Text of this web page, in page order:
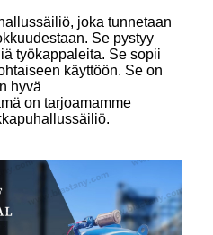
joka tunnetaan
Se pystyy
työkappaleita. Se sopii
käyttöön. Se on
hyvä
on tarjoamamme